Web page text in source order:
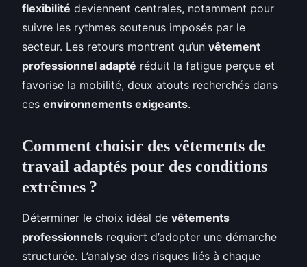
flexibilité deviennent centrales, notamment pour
suivre les rythmes soutenus imposés par le
secteur. Les retours montrent qu’un vêtement
professionnel adapté réduit la fatigue perçue et
favorise la mobilité, deux atouts recherchés dans
ces environnements exigeants.
Comment choisir des vêtements de
travail adaptés pour des conditions
extrêmes ?
Déterminer le choix idéal de vêtements
professionnels requiert d’adopter une démarche
structurée. L’analyse des risques liés à chaque